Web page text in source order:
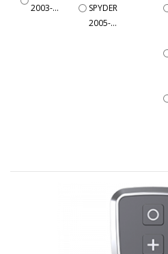
2003-...
SPYDER
2005-...